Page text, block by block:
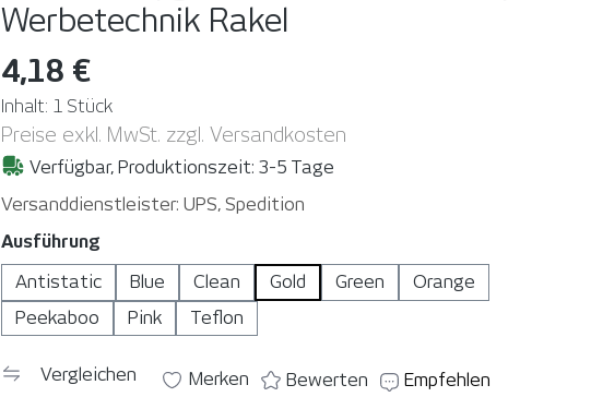
Werbetechnik Rakel
4,18 €
Inhalt: 1 Stück
Preise exkl. MwSt. zzgl. Versandkosten
Verfügbar, Produktionszeit: 3-5 Tage
Versanddienstleister: UPS, Spedition
Ausführung
Antistatic
Blue Clean Gold Green
Orange
Peekaboo
Pink Teflon
Vergleichen Merken Bewerten Empfehlen